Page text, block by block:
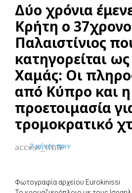
Δύο χρόνια
Κρήτη ο
Παλαιστίνιος
κατηγορείται
Χαμάς: Οι
από Κύπρο και η
προετοιμασία
τρομοκρατικό
access_time
2 μήνες πριν
Φωτογραφία αρχείου Eurokinissi